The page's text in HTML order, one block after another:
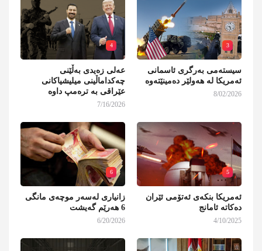
3
سیستەمی بەرگری ئاسمانی
ئەمریکا لە هەولێر دەمینێتەوە
8/02/2026
4
عەلی زەیدی بەڵێنی
چەکداماڵینی میلیشیاکانی
عێراقی بە ترەمپ داوە
7/16/2026
5
ئەمریکا بنکەی ئەتۆمی ئێران
دەکاتە ئامانج
4/10/2025
6
زانیاری لەسەر موچەی مانگی
6 هەرێم گەیشت
6/20/2026